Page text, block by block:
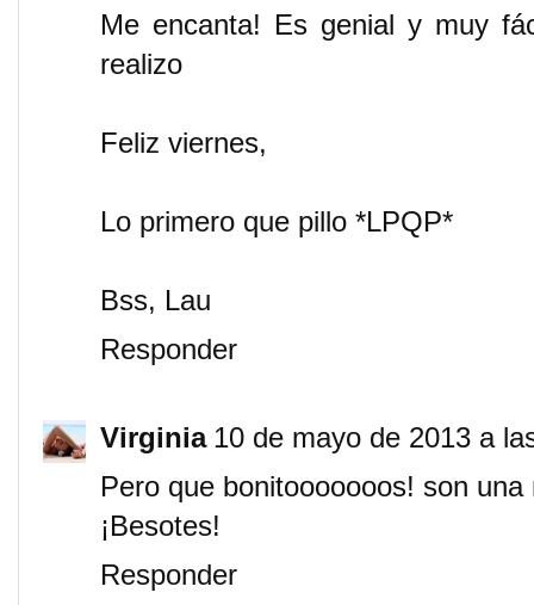
Me encanta! Es genial y muy
realizo
Feliz viernes,
Lo primero que pillo *LPQP*
Bss, Lau
Responder
Virginia 10 de mayo de 2013 a
Pero que bonitooooooos! son
¡Besotes!
Responder